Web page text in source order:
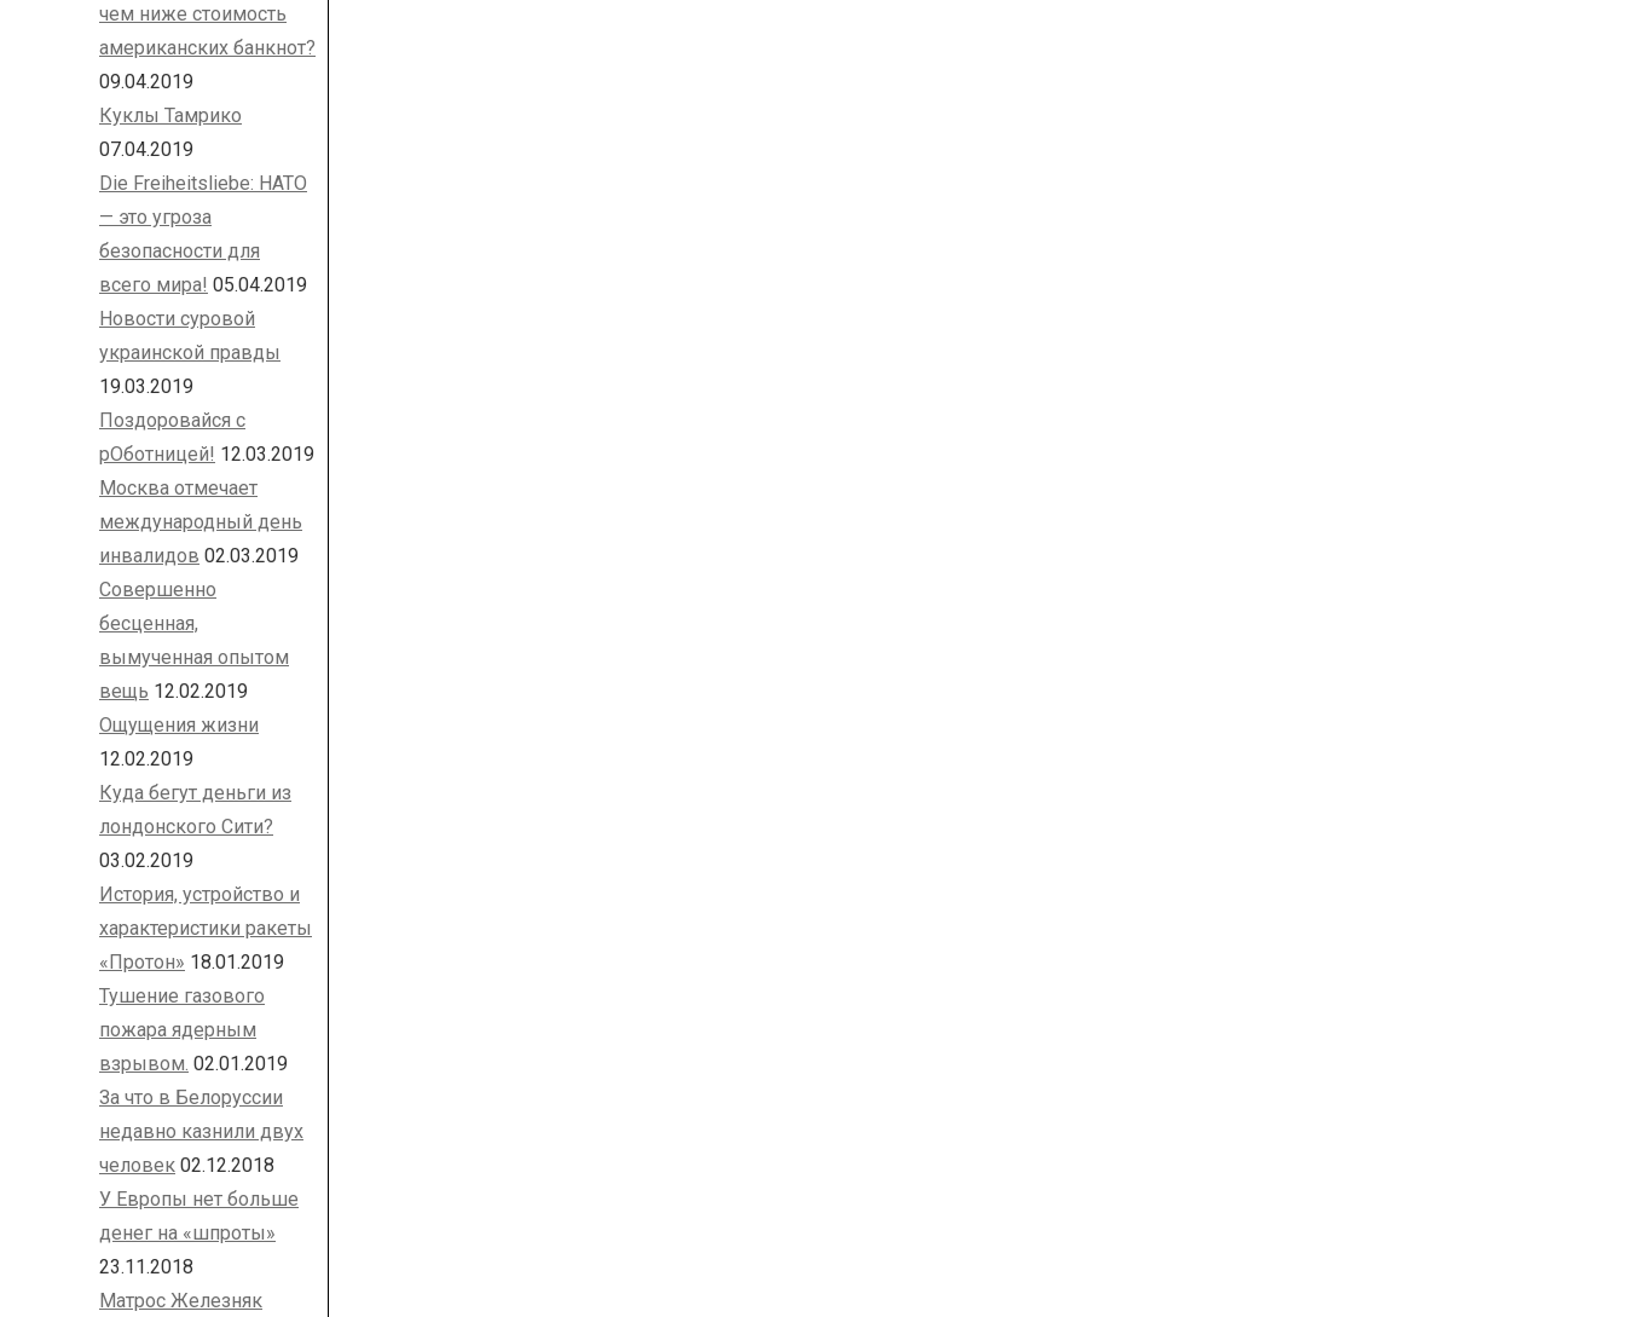
чем ниже стоимость
американских банкнот?
09.04.2019
Куклы Тамрико
07.04.2019
Die Freiheitsliebe: НАТО
— это угроза
безопасности для
всего мира! 05.04.2019
Новости суровой
украинской правды
19.03.2019
Поздоровайся с
рОботницей! 12.03.2019
Москва отмечает
международный день
инвалидов 02.03.2019
Совершенно
бесценная,
вымученная опытом
вещь 12.02.2019
Ощущения жизни
12.02.2019
Куда бегут деньги из
лондонского Сити?
03.02.2019
История, устройство и
характеристики ракеты
«Протон» 18.01.2019
Тушение газового
пожара ядерным
взрывом. 02.01.2019
За что в Белоруссии
недавно казнили двух
человек 02.12.2018
У Европы нет больше
денег на «шпроты»
23.11.2018
Матрос Железняк